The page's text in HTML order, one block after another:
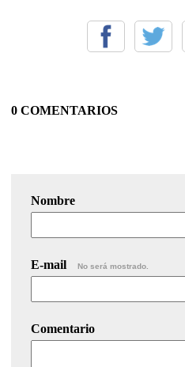
0 COMENTARIOS
Nombre
E-mail No será mostrado.
Comentario